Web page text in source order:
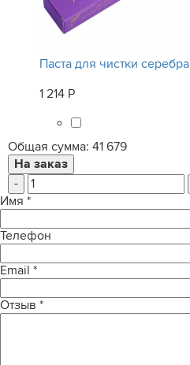
Паста для чистки серебра
1 214 Р
Общая сумма: 41 679
-
Имя *
Телефон
Email *
Отзыв *